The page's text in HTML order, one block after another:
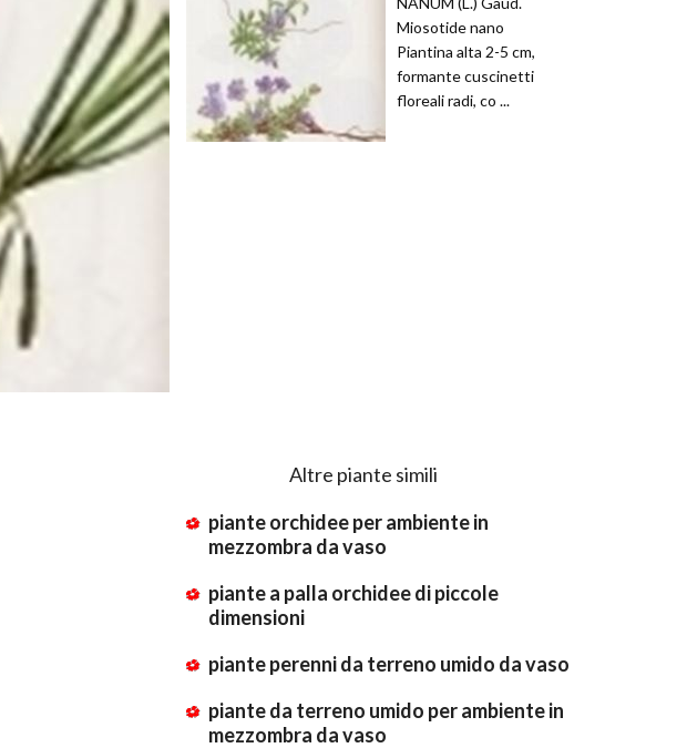
Miosotide nano
Piantina alta 2-5 cm,
formante cuscinetti
floreali radi, co ...
Altre piante simili
piante orchidee per ambiente in
mezzombra da vaso
piante a palla orchidee di piccole
dimensioni
piante perenni da terreno umido da vaso
piante da terreno umido per ambiente in
mezzombra da vaso